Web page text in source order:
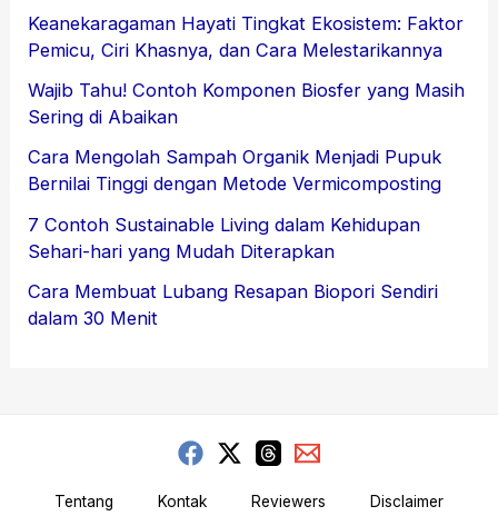
Keanekaragaman Hayati Tingkat Ekosistem: Faktor
Pemicu, Ciri Khasnya, dan Cara Melestarikannya
Wajib Tahu! Contoh Komponen Biosfer yang Masih
Sering di Abaikan
Cara Mengolah Sampah Organik Menjadi Pupuk
Bernilai Tinggi dengan Metode Vermicomposting
7 Contoh Sustainable Living dalam Kehidupan
Sehari-hari yang Mudah Diterapkan
Cara Membuat Lubang Resapan Biopori Sendiri
dalam 30 Menit
Tentang Kontak Reviewers Disclaimer